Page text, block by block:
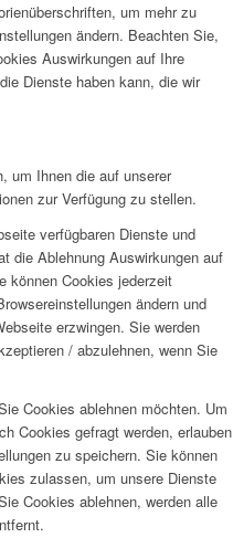
um mehr zu
ändern. Beachten Sie,
Auswirkungen auf Ihre
Dienste haben kann, die wir
um Ihnen die auf unserer
zur Verfügung zu stellen.
verfügbaren Dienste und
die Ablehnung Auswirkungen auf
können Cookies jederzeit
ändern und
erzwingen. Sie werden
/ abzulehnen, wenn Sie
Cookies ablehnen möchten. Um
Cookies gefragt werden, erlauben
zu speichern. Sie können
zulassen, um unsere Dienste
Cookies ablehnen, werden alle